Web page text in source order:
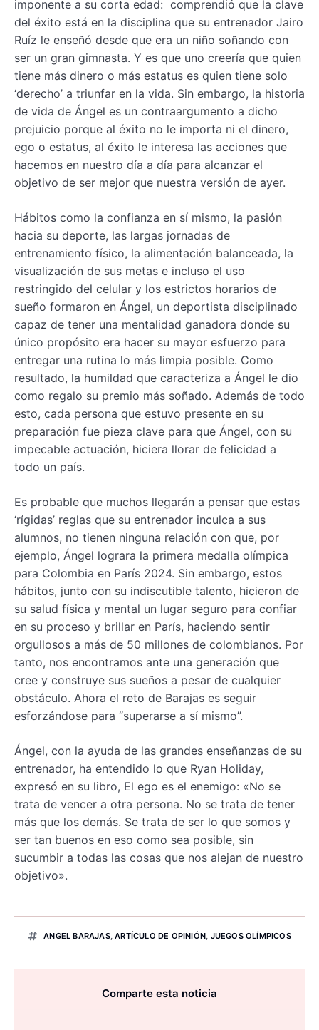
imponente a su corta edad: comprendió que la clave
del éxito está en la disciplina que su entrenador Jairo
Ruíz le enseñó desde que era un niño soñando con
ser un gran gimnasta. Y es que uno creería que quien
tiene más dinero o más estatus es quien tiene solo
‘derecho’ a triunfar en la vida. Sin embargo, la historia
de vida de Ángel es un contraargumento a dicho
prejuicio porque al éxito no le importa ni el dinero,
ego o estatus, al éxito le interesa las acciones que
hacemos en nuestro día a día para alcanzar el
objetivo de ser mejor que nuestra versión de ayer.
Hábitos como la confianza en sí mismo, la pasión
hacia su deporte, las largas jornadas de
entrenamiento físico, la alimentación balanceada, la
visualización de sus metas e incluso el uso
restringido del celular y los estrictos horarios de
sueño formaron en Ángel, un deportista disciplinado
capaz de tener una mentalidad ganadora donde su
único propósito era hacer su mayor esfuerzo para
entregar una rutina lo más limpia posible. Como
resultado, la humildad que caracteriza a Ángel le dio
como regalo su premio más soñado. Además de todo
esto, cada persona que estuvo presente en su
preparación fue pieza clave para que Ángel, con su
impecable actuación, hiciera llorar de felicidad a
todo un país.
Es probable que muchos llegarán a pensar que estas
‘rígidas’ reglas que su entrenador inculca a sus
alumnos, no tienen ninguna relación con que, por
ejemplo, Ángel lograra la primera medalla olímpica
para Colombia en París 2024. Sin embargo, estos
hábitos, junto con su indiscutible talento, hicieron de
su salud física y mental un lugar seguro para confiar
en su proceso y brillar en París, haciendo sentir
orgullosos a más de 50 millones de colombianos. Por
tanto, nos encontramos ante una generación que
cree y construye sus sueños a pesar de cualquier
obstáculo. Ahora el reto de Barajas es seguir
esforzándose para “superarse a sí mismo”.
Ángel, con la ayuda de las grandes enseñanzas de su
entrenador, ha entendido lo que Ryan Holiday,
expresó en su libro, El ego es el enemigo: «No se
trata de vencer a otra persona. No se trata de tener
más que los demás. Se trata de ser lo que somos y
ser tan buenos en eso como sea posible, sin
sucumbir a todas las cosas que nos alejan de nuestro
objetivo».
ANGEL BARAJAS,ARTÍCULO DE OPINIÓN JUEGOS OLÍMPICOS
Comparte esta noticia